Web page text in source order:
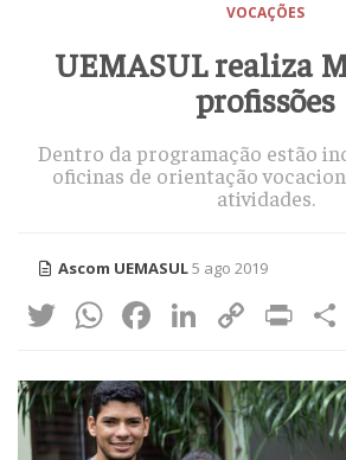
VOCAÇÕES
UEMASUL realiza
profissões
Dentro da programação estão
oficinas de orientação
atividades.
Ascom UEMASUL5 ago 2019
Twitter
WhatsApp
Facebook
LinkedIn
Copy